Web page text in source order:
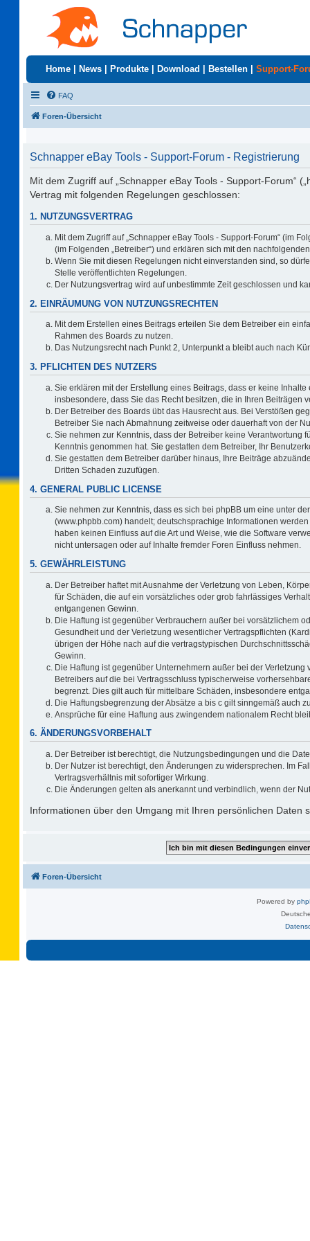
Home News Produkte Download Bestellen Support-
FAQ
Foren-Übersicht
Schnapper eBay Tools - Support-Forum - Registrierung
Mit dem Zugriff auf „Schnapper eBay Tools - Support-Forum“
Vertrag mit folgenden Regelungen geschlossen:
1. NUTZUNGSVERTRAG
Mit dem Zugriff auf „Schnapper eBay Tools - Support-Forum“ (im
(im Folgenden „Betreiber“) und erklären sich mit den
Wenn Sie mit diesen Regelungen nicht einverstanden sind, so
Stelle veröffentlichten Regelungen.
Der Nutzungsvertrag wird auf unbestimmte Zeit geschlossen und
2. EINRÄUMUNG VON NUTZUNGSRECHTEN
Mit dem Erstellen eines Beitrags erteilen Sie dem Betreiber ein
Rahmen des Boards zu nutzen.
Das Nutzungsrecht nach Punkt 2, Unterpunkt a bleibt auch nach
3. PFLICHTEN DES NUTZERS
Sie erklären mit der Erstellung eines Beitrags, dass er keine
insbesondere, dass Sie das Recht besitzen, die in Ihren Beiträgen
Der Betreiber des Boards übt das Hausrecht aus. Bei Verstößen
Betreiber Sie nach Abmahnung zeitweise oder dauerhaft von der
Sie nehmen zur Kenntnis, dass der Betreiber keine Verantwortung
Kenntnis genommen hat. Sie gestatten dem Betreiber, Ihr
Sie gestatten dem Betreiber darüber hinaus, Ihre Beiträge
Dritten Schaden zuzufügen.
4. GENERAL PUBLIC LICENSE
Sie nehmen zur Kenntnis, dass es sich bei phpBB um eine unter der
(www.phpbb.com) handelt; deutschsprachige Informationen
haben keinen Einfluss auf die Art und Weise, wie die Software
nicht untersagen oder auf Inhalte fremder Foren Einfluss nehmen.
5. GEWÄHRLEISTUNG
Der Betreiber haftet mit Ausnahme der Verletzung von Leben,
für Schäden, die auf ein vorsätzliches oder grob fahrlässiges
entgangenen Gewinn.
Die Haftung ist gegenüber Verbrauchern außer bei vorsätzlichem
Gesundheit und der Verletzung wesentlicher Vertragspflichten
übrigen der Höhe nach auf die vertragstypischen
Gewinn.
Die Haftung ist gegenüber Unternehmern außer bei der
Betreibers auf die bei Vertragsschluss typischerweise
begrenzt. Dies gilt auch für mittelbare Schäden, insbesondere
Die Haftungsbegrenzung der Absätze a bis c gilt sinngemäß auch
Ansprüche für eine Haftung aus zwingendem nationalem Recht
6. ÄNDERUNGSVORBEHALT
Der Betreiber ist berechtigt, die Nutzungsbedingungen und die
Der Nutzer ist berechtigt, den Änderungen zu widersprechen. Im
Vertragsverhältnis mit sofortiger Wirkung.
Die Änderungen gelten als anerkannt und verbindlich, wenn der
Informationen über den Umgang mit Ihren persönlichen Daten
Foren-Übersicht
Powered by